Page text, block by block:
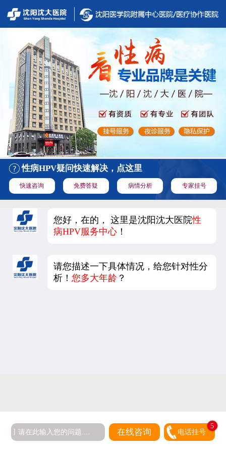
性病HPV疑问快速解决，点这里
快速咨询 免费答疑 病情分析 专家挂号
您好，在的， 这里是沈阳沈大医院性
病HPV服务中心！
请您描述一下具体情况，给您针对性分
析！ 您多大年龄 ？
在线咨询 电话挂号
5